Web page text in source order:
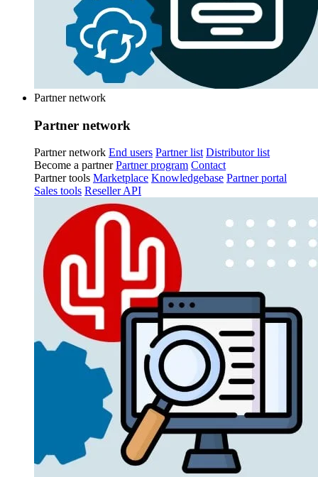
Partner network
Partner network
Partner network End users Partner list Distributor list
Become a partner Partner program Contact
Partner tools Marketplace Knowledgebase Partner portal
Sales tools Reseller API